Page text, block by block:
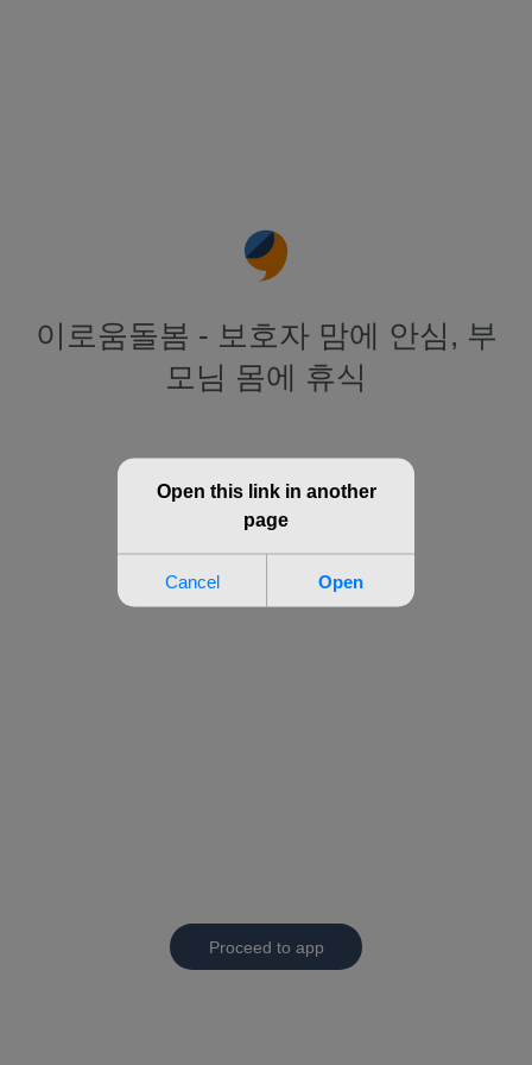
이로움돌봄 - 보호자 맘에 안심, 부
모님 몸에 휴식
Proceed to app